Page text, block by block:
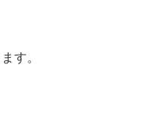
す。